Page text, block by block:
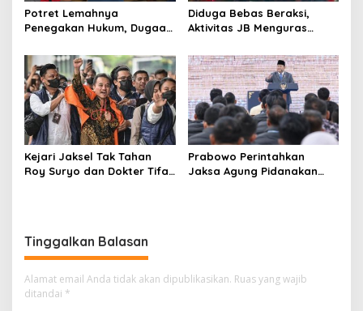
Potret Lemahnya
Penegakan Hukum, Dugaan
Tulungagung Tuai Sorotan
Diduga Bebas Beraksi,
Aktivitas JB Menguras
Bojonegoro Jadi Sorotan
Warga
Kejari Jaksel Tak Tahan
Roy Suryo dan Dokter Tifa,
Prabowo Perintahkan
Jaksa Agung Pidanakan
Tinggalkan Balasan
Alamat email Anda tidak akan dipublikasikan. Ruas yang wajib
ditandai *